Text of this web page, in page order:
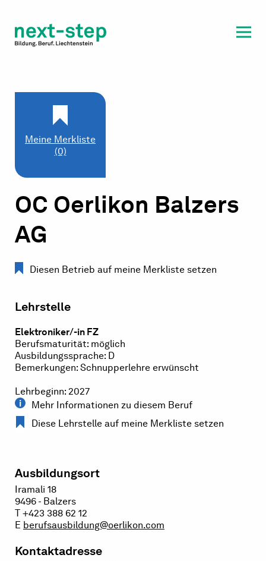
Beratung & Unterstützung
OC Oerlikon Balzers
AG
Diesen Betrieb auf meine Merkliste setzen
Lehrstelle
Elektroniker/-in FZ
Berufsmaturität: möglich
Ausbildungssprache: D
Bemerkungen: Schnupperlehre erwünscht
Lehrbeginn: 2027
Mehr Informationen zu diesem Beruf
Diese Lehrstelle auf meine Merkliste setzen
Ausbildungsort
Iramali 18
9496 - Balzers
T +423 388 62 12
E berufsausbildung@oerlikon.com
Kontaktadresse
Meine Merkliste
(0)